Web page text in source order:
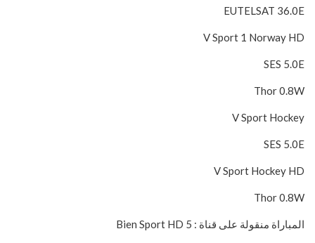
EUTELSAT 36.0E
V Sport 1 Norway HD
SES 5.0E
Thor 0.8W
V Sport Hockey
SES 5.0E
V Sport Hockey HD
Thor 0.8W
المباراة منقولة على قناة : 5 Bien Sport HD